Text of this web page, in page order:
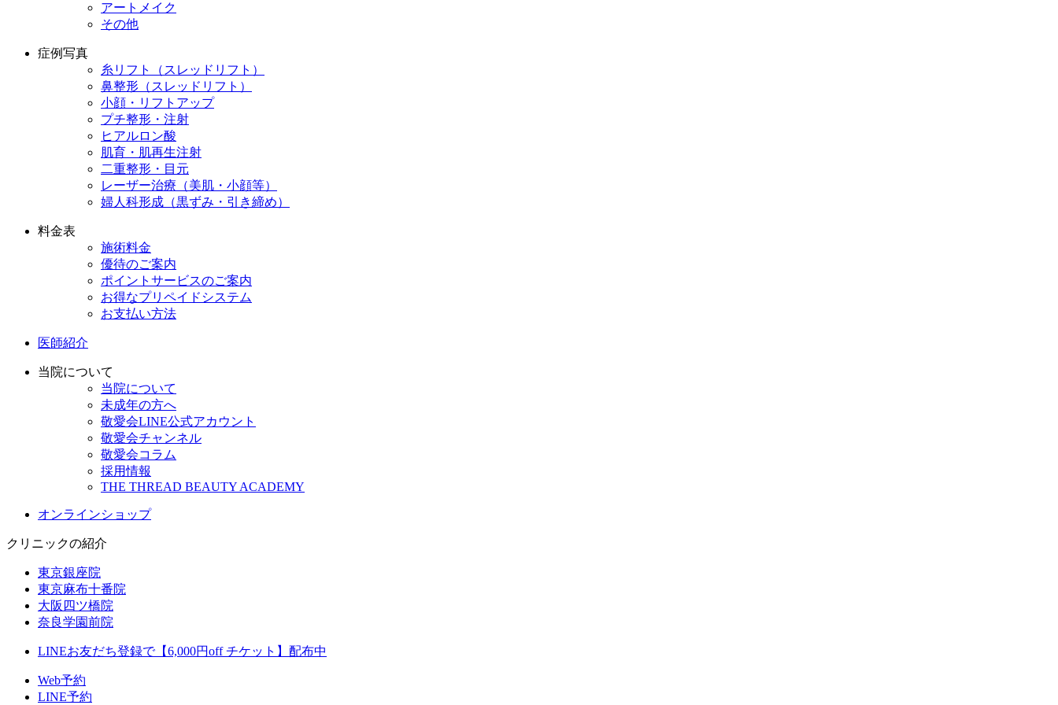
アートメイク
その他
症例写真
糸リフト（スレッドリフト）
鼻整形（スレッドリフト）
小顔・リフトアップ
プチ整形・注射
ヒアルロン酸
肌育・肌再生注射
二重整形・目元
レーザー治療（美肌・小顔等）
婦人科形成（黒ずみ・引き締め）
料金表
施術料金
優待のご案内
ポイントサービスのご案内
お得なプリペイドシステム
お支払い方法
医師紹介
当院について
当院について
未成年の方へ
敬愛会LINE公式アカウント
敬愛会チャンネル
敬愛会コラム
採用情報
THE THREAD BEAUTY ACADEMY
オンラインショップ
クリニックの紹介
東京銀座院
東京麻布十番院
大阪四ツ橋院
奈良学園前院
LINEお友だち登録で【6,000円off チケット】配布中
Web予約
LINE予約